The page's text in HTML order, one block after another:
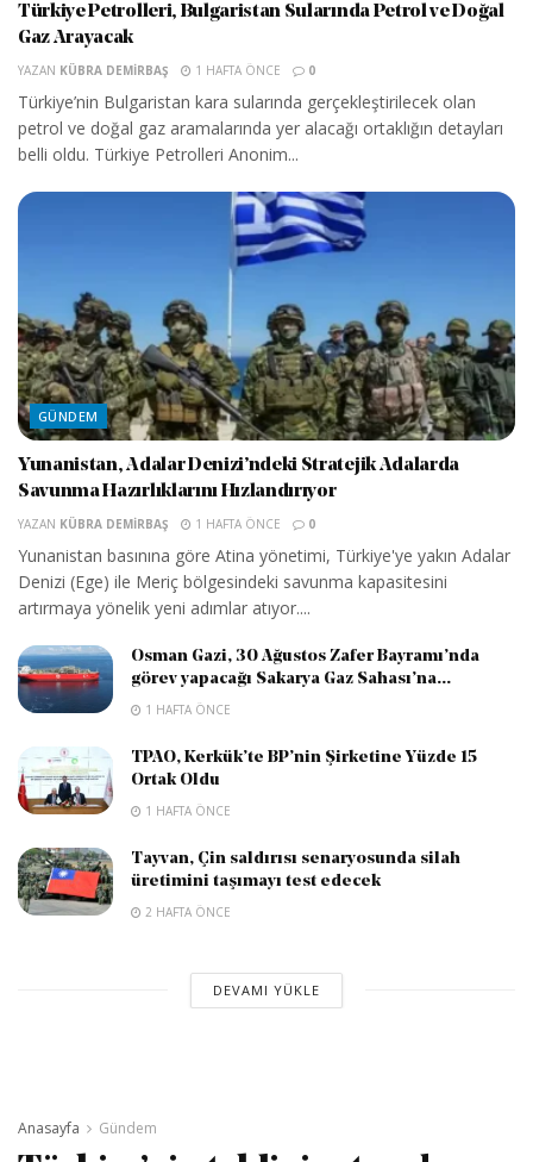
Türkiye Petrolleri, Bulgaristan Sularında Petrol ve Doğal
Gaz Arayacak
YAZAN KÜBRA DEMIRBAŞ 1 HAFTA ÖNCE 0
Türkiye’nin Bulgaristan kara sularında gerçekleştirilecek olan
petrol ve doğal gaz aramalarında yer alacağı ortaklığın detayları
belli oldu. Türkiye Petrolleri Anonim...
GÜNDEM
Yunanistan, Adalar Denizi’ndeki Stratejik Adalarda
Savunma Hazırlıklarını Hızlandırıyor
YAZAN KÜBRA DEMIRBAŞ 1 HAFTA ÖNCE 0
Yunanistan basınına göre Atina yönetimi, Türkiye'ye yakın Adalar
Denizi (Ege) ile Meriç bölgesindeki savunma kapasitesini
artırmaya yönelik yeni adımlar atıyor....
Osman Gazi, 30 Ağustos Zafer Bayramı’nda
görev yapacağı Sakarya Gaz Sahası’na...
1 HAFTA ÖNCE
TPAO, Kerkük’te BP’nin Şirketine Yüzde 15
Ortak Oldu
1 HAFTA ÖNCE
Tayvan, Çin saldırısı senaryosunda silah
üretimini taşımayı test edecek
2 HAFTA ÖNCE
DEVAMI YÜKLE
Anasayfa Gündem